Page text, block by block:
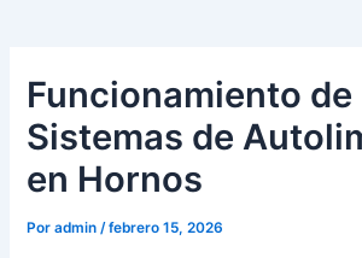
Funcionamiento de
Sistemas de
en Hornos
Poradmin/febrero 15, 2026